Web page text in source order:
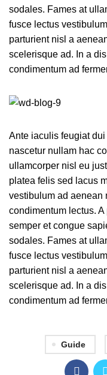
sodales. Fames at
fusce lectus
parturient nisl a
scelerisque ad. In a
condimentum ad
Ante iaculis feugiat
nascetur nullam hac
ullamcorper nisl eu
platea felis sed lacus
vestibulum ad aenean
condimentum lectus.
semper et congue
sodales. Fames at
fusce lectus
parturient nisl a
scelerisque ad. In a
condimentum ad
Guide